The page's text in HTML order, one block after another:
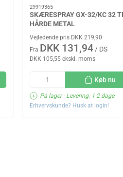
29919365
SKÆRESPRAY GX-32/KC 32
HÅRDE METAL
Vejledende pris DKK 219,90
Fra DKK 131,94 / DS
DKK 105,55 ekskl. moms
Køb nu
På lager- Levering: 1-2 dage
Erhvervskunde? Husk at login!